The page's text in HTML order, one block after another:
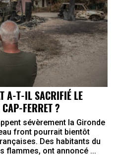
A-T-IL SACRIFIÉ LE
FERRET ?
sévèrement la Gironde
front pourrait bientôt
Des habitants du
flammes, ont annoncé ...